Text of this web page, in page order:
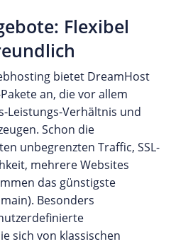
Flexibel
bietet DreamHost
an, die vor allem
Leistungs-Verhältnis und
Schon die
unbegrenzten Traffic, SSL-
mehrere Websites
das günstigste
Besonders
sich von klassischen